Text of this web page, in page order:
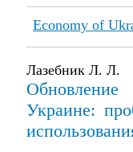
Economy of
Лазебник Л. Л.
Украине: